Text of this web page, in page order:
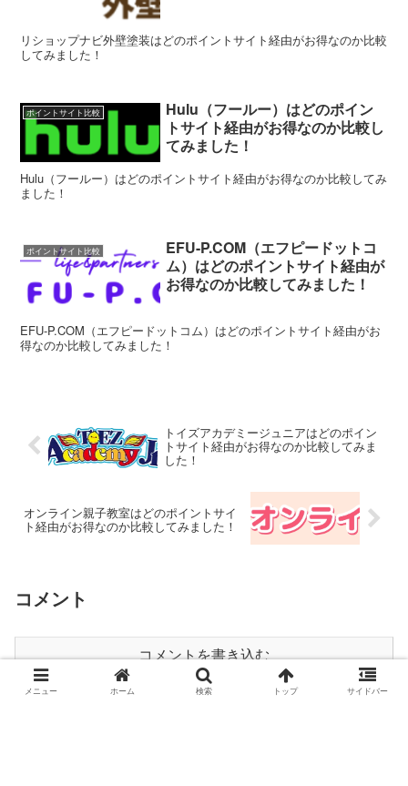
リショップナビ外壁塗装はどのポイントサイト経由がお得なのか比較
してみました！
ポイントサイト比較
Hulu（フールー）はどのポイン
トサイト経由がお得なのか比較し
てみました！
Hulu（フールー）はどのポイントサイト経由がお得なのか比較してみ
ました！
ポイントサイト比較
EFU-P.COM（エフピードットコ
ム）はどのポイントサイト経由が
お得なのか比較してみました！
EFU-P.COM（エフピードットコム）はどのポイントサイト経由がお
得なのか比較してみました！
トイズアカデミージュニアはどのポイン
トサイト経由がお得なのか比較してみま
した！
オンライン親子教室はどのポイントサイ
ト経由がお得なのか比較してみました！
コメント
コメントを書き込む
メニュー ホーム 検索 トップ サイドバー